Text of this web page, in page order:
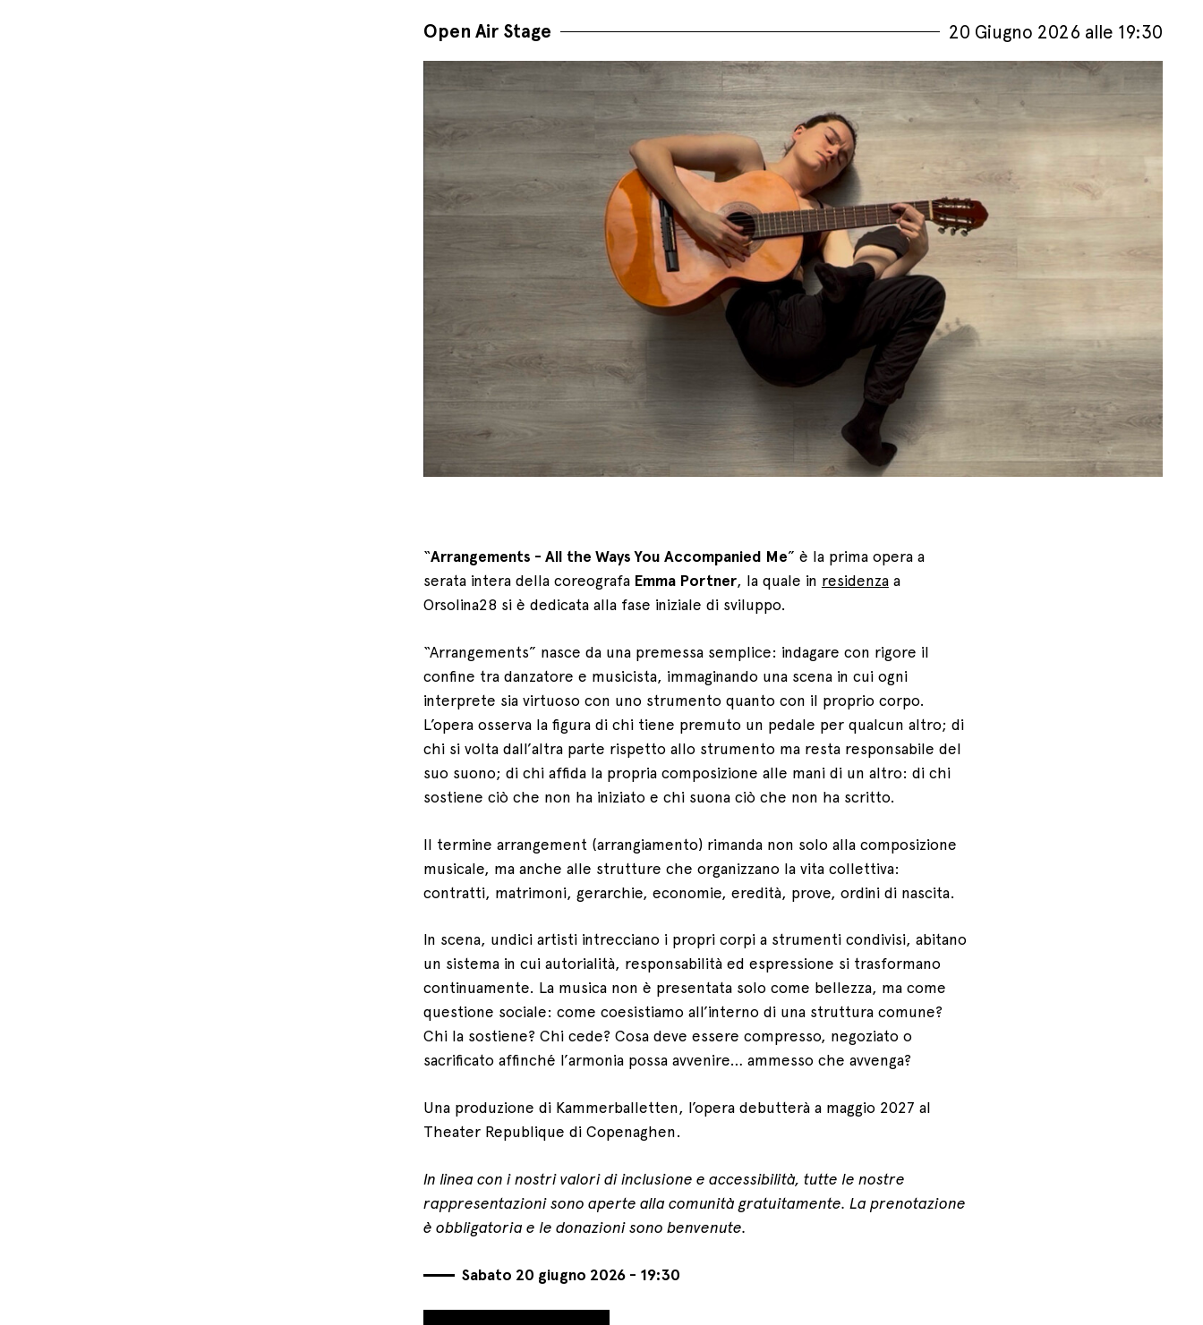
Open Air Stage 20 Giugno 2026 alle 19:30
“Arrangements - All the Ways You Accompanied Me” è la prima opera a
serata intera della coreografaEmma Portner, la quale in residenzaa
Orsolina28 si è dedicata alla fase iniziale di sviluppo.
“Arrangements” nasce da una premessa semplice: indagare con rigore il
confine tra danzatore e musicista, immaginando una scena in cui ogni
interprete sia virtuoso con uno strumento quanto con il proprio corpo.
L’opera osserva la figura di chi tiene premuto un pedale per qualcun altro; di
chi si volta dall’altra parte rispetto allo strumento ma resta responsabile del
suo suono; di chi affida la propria composizione alle mani di un altro: di chi
sostiene ciò che non ha iniziato e chi suona ciò che non ha scritto.
Il termine arrangement (arrangiamento) rimanda non solo alla composizione
musicale, ma anche alle strutture che organizzano la vita collettiva:
contratti, matrimoni, gerarchie, economie, eredità, prove, ordini di nascita.
In scena, undici artisti intrecciano i propri corpi a strumenti condivisi, abitano
un sistema in cui autorialità, responsabilità ed espressione si trasformano
continuamente. La musica non è presentata solo come bellezza, ma come
questione sociale: come coesistiamo all’interno di una struttura comune?
Chi la sostiene? Chi cede? Cosa deve essere compresso, negoziato o
sacrificato affinché l’armonia possa avvenire… ammesso che avvenga?
Una produzione di Kammerballetten, l’opera debutterà a maggio 2027 al
Theater Republique di Copenaghen.
In linea con i nostri valori di inclusione e accessibilità, tutte le nostre
rappresentazioni sono aperte alla comunità gratuitamente. La prenotazione
è obbligatoria e le donazioni sono benvenute.
Sabato 20 giugno 2026 - 19:30